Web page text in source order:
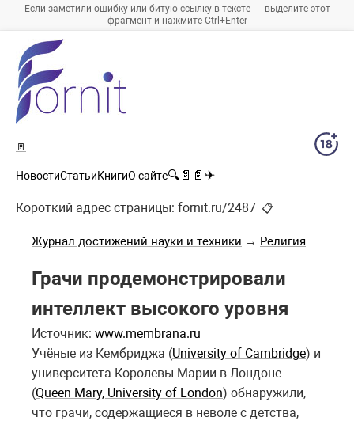
Если заметили ошибку или битую ссылку в тексте — выделите этот
фрагмент и нажмите Ctrl+Enter
🚪
НовостиСтатьиКнигиО сайте🔍 📄 📄 ✈
Короткий адрес страницы: fornit.ru/2487 📋
Журнал достижений науки и техники → Религия
Грачи продемонстрировали
интеллект высокого уровня
Источник: www.membrana.ru
Учёные из Кембриджа (University of Cambridge) и
университета Королевы Марии в Лондоне
(Queen Mary, University of London) обнаружили,
что грачи, содержащиеся в неволе с детства,